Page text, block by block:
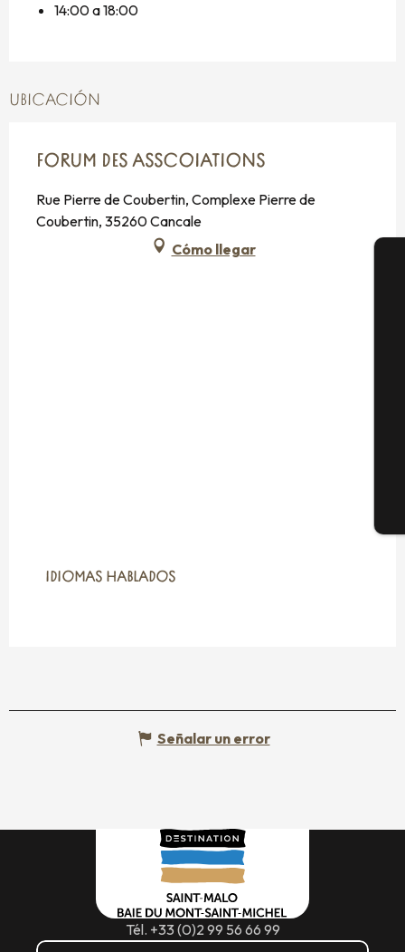
14:00 a 18:00
UBICACIÓN
FORUM DES ASSCOIATIONS
Rue Pierre de Coubertin, Complexe Pierre de
Coubertin, 35260 Cancale
Cómo llegar
IDIOMAS HABLADOS
IDIOMAS HABLADOS
Señalar un error
Tél. +33 (0)2 99 56 66 99